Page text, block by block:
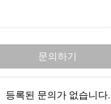
문의하기
등록된 문의가 없습니다.